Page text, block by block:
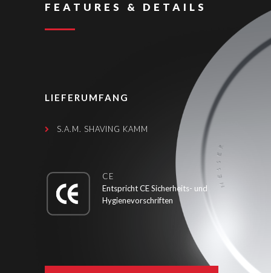
FEATURES & DETAILS
LIEFERUMFANG
S.A.M. SHAVING KAMM
CE
Entspricht CE Sicherheits- und
Hygienevorschriften